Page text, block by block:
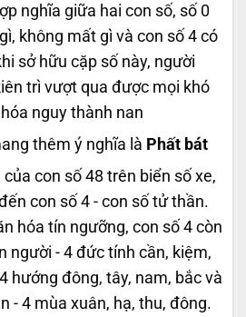
nghĩa giữa hai con số, số 0
không mất gì và con số 4 có
sở hữu cặp số này, người
trì vượt qua được mọi khó
nguy thành nan
thêm ý nghĩa là Phất bát
con số 48 trên biển số xe,
con số 4 - con số tử thần.
hóa tín ngưỡng, con số 4 còn
người - 4 đức tính cần, kiệm,
hướng đông, tây, nam, bắc và
- 4 mùa xuân, hạ, thu, đông.